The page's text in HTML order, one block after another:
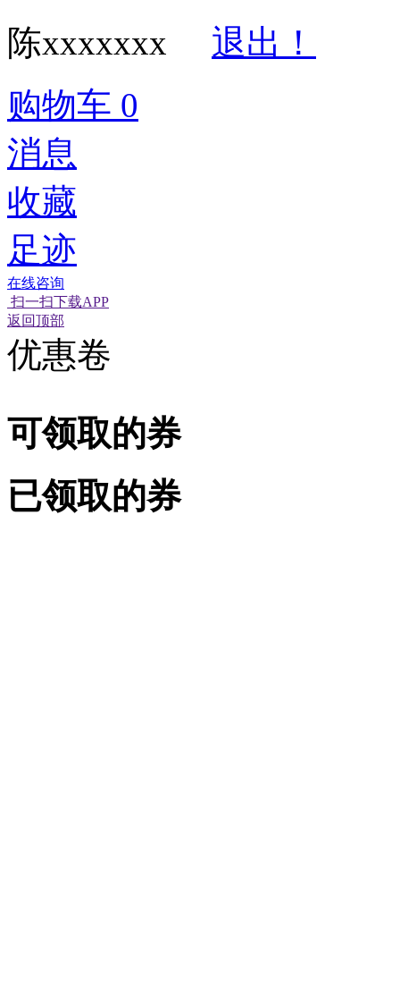
陈xxxxxxx
退出！
购物车 0
消息
收藏
足迹
在线咨询
扫一扫下载APP
返回顶部
优惠卷
可领取的券
已领取的券